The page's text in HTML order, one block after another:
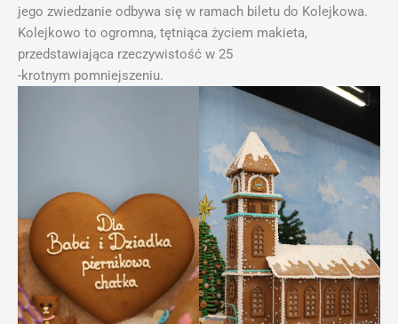
jego zwiedzanie odbywa się w ramach biletu do Kolejkowa.
Kolejkowo to ogromna, tętniąca życiem makieta,
przedstawiająca rzeczywistość w 25
-krotnym pomniejszeniu.